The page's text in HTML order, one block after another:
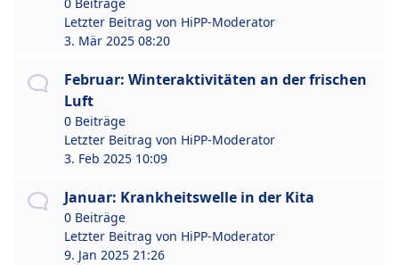
Letzter Beitrag von HiPP-Moderator
3. Mär 2025 08:20
Februar: Winteraktivitäten an der frischen
Luft
0 Beiträge
Letzter Beitrag von HiPP-Moderator
3. Feb 2025 10:09
Januar: Krankheitswelle in der Kita
0 Beiträge
Letzter Beitrag von HiPP-Moderator
9. Jan 2025 21:26